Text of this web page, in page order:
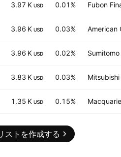
3.97 K USD 0.01% Fubon
3.96 K USD 0.03% American
3.96 K USD 0.02%
3.83 K USD 0.03%
1.35 K USD 0.15%
ストを作成する